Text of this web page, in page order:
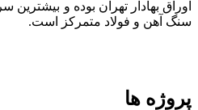
اوراق بهادار تهران بوده و
سنگ آهن و فولاد متمرکز است.
پروژه ها